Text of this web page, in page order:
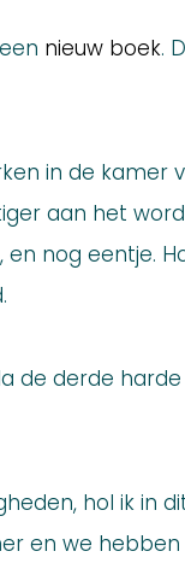
nieuw boek.
in de kamer
aan het
nog eentje.
de derde
hol ik in
en we